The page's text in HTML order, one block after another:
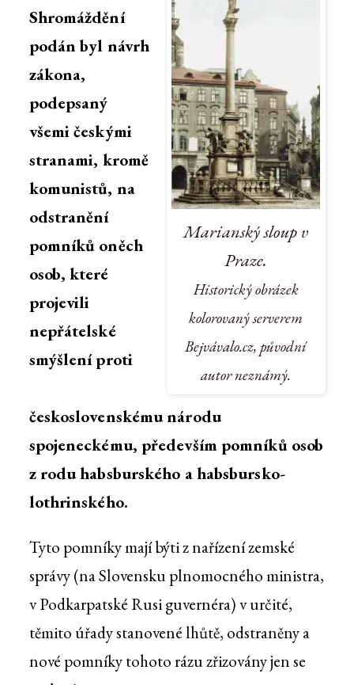
Marianský sloup v
Praze.
Historický obrázek
kolorovaný serverem
Bejvávalo.cz, původní
autor neznámý.
Shromáždění
podán byl návrh
zákona,
podepsaný
všemi českými
stranami, kromě
komunistů, na
odstranění
pomníků oněch
osob, které
projevili
nepřátelské
smýšlení proti
československému národu
spojeneckému, především pomníků osob
z rodu habsburského a habsbursko-
lothrinského.
Tyto pomníky mají býti z nařízení zemské
správy (na Slovensku plnomocného ministra,
v Podkarpatské Rusi guvernéra) v určité,
těmito úřady stanovené lhůtě, odstraněny a
nové pomníky tohoto rázu zřizovány jen se